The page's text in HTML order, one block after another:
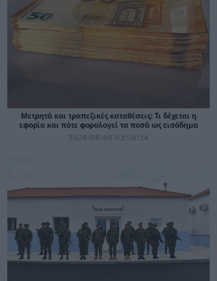
Μετρητά και τραπεζικές καταθέσεις: Τι δέχεται η
εφορία και πότε φορολογεί τα ποσά ως εισόδημα
2026-08-08 03:50:34